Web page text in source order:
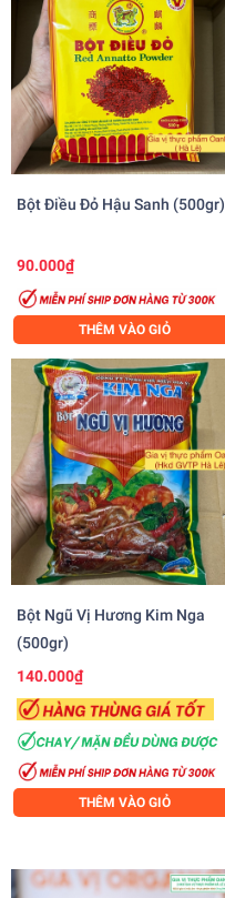
Bột Điều Đỏ Hậu Sanh (500gr)
90.000₫
THÊM VÀO GIỎ
Bột Ngũ Vị Hương Kim Nga
(500gr)
140.000₫
THÊM VÀO GIỎ